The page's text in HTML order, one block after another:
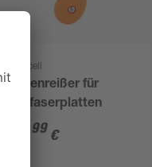
Fermacell
Plattenreißer für
Gipsfaserplatten
99 €